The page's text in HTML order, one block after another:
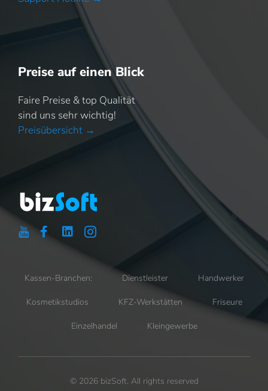
Preise auf einen Blick
Faire Preise & top Qualität
sind uns sehr wichtig!
Preisübersicht →
Kassen-Branchen: Dienstleister Handwerker
Kosmetikstudios KFZ-Werkstätten Friseure
Einzelhandel Kleingewerbe
© 2026 bizSoft. All rights reserved